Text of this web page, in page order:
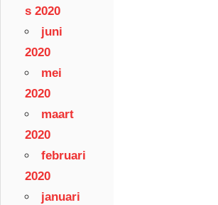
s 2020
juni
2020
mei
2020
maart
2020
februari
2020
januari